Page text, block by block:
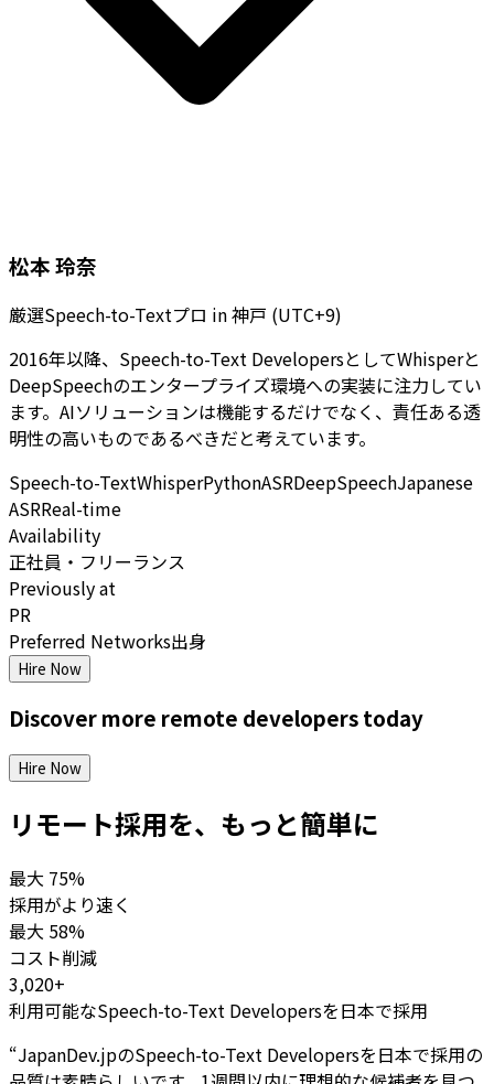
松本 玲奈
厳選Speech-to-Textプロ in神戸 (UTC+9)
2016年以降、Speech-to-Text DevelopersとしてWhisperと
DeepSpeechのエンタープライズ環境への実装に注力してい
ます。AIソリューションは機能するだけでなく、責任ある透
明性の高いものであるべきだと考えています。
Speech-to-TextWhisperPythonASRDeepSpeechJapanese
ASRReal-time
Availability
正社員・フリーランス
Previously at
PR
Preferred Networks出身
Hire Now
Discover more remote developerstoday
Hire Now
リモート採用を、もっと簡単に
最大 75%
採用がより速く
最大 58%
コスト削減
3,020+
利用可能なSpeech-to-Text Developersを日本で採用
“JapanDev.jpのSpeech-to-Text Developersを日本で採用の